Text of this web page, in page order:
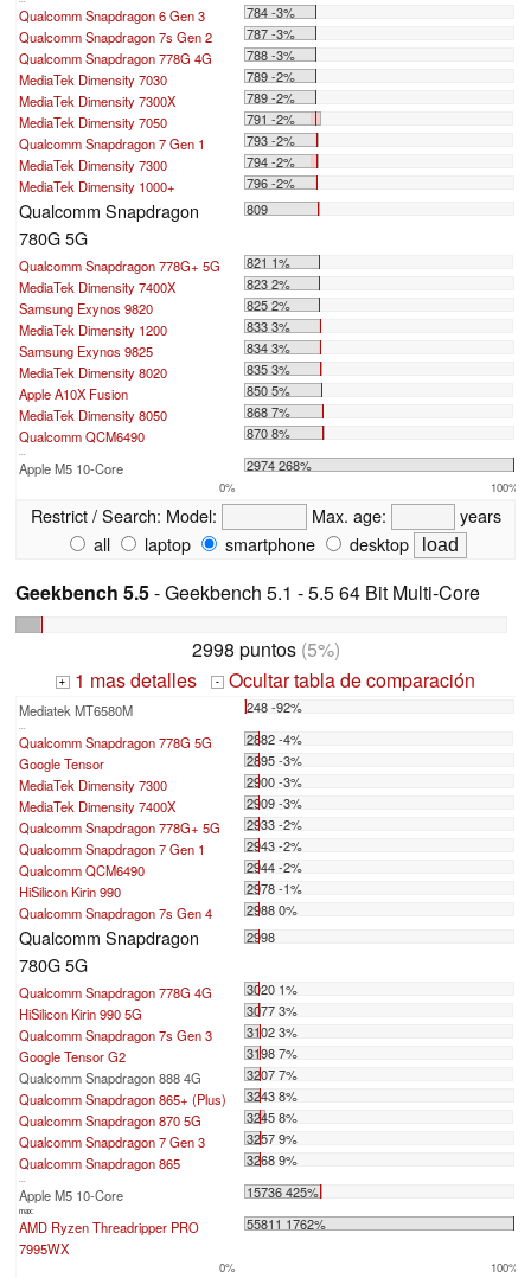
Qualcomm Snapdragon 6 Gen 3
784 -3%
Qualcomm Snapdragon 7s Gen 2
787 -3%
Qualcomm Snapdragon 778G 4G
788 -3%
MediaTek Dimensity 7030
789 -2%
MediaTek Dimensity 7300X
789 -2%
MediaTek Dimensity 7050
791 -2%
Qualcomm Snapdragon 7 Gen 1
793 -2%
MediaTek Dimensity 7300
794 -2%
MediaTek Dimensity 1000+
796 -2%
Qualcomm Snapdragon
780G 5G
809
Qualcomm Snapdragon 778G+ 5G
821 1%
MediaTek Dimensity 7400X
823 2%
Samsung Exynos 9820
825 2%
MediaTek Dimensity 1200
833 3%
Samsung Exynos 9825
834 3%
MediaTek Dimensity 8020
835 3%
Apple A10X Fusion
850 5%
MediaTek Dimensity 8050
868 7%
Qualcomm QCM6490
870 8%
Apple M5 10-Core 2974 268%
0% 100%
Restrict / Search: Model: Max. age:
years
all
laptop smartphone desktop
Geekbench 5.5- Geekbench 5.1 - 5.5 64 Bit Multi-Core
2998 puntos(5%)
+ 1 mas detalles - Ocultar tabla de comparación
Mediatek MT6580M 248 -92%
...
Qualcomm Snapdragon 778G 5G
2882 -4%
Google Tensor
2895 -3%
MediaTek Dimensity 7300
2900 -3%
MediaTek Dimensity 7400X
2909 -3%
Qualcomm Snapdragon 778G+ 5G
2933 -2%
Qualcomm Snapdragon 7 Gen 1
2943 -2%
Qualcomm QCM6490
2944 -2%
HiSilicon Kirin 990
2978 -1%
Qualcomm Snapdragon 7s Gen 4
2988 0%
Qualcomm Snapdragon
780G 5G
2998
Qualcomm Snapdragon 778G 4G
3020 1%
HiSilicon Kirin 990 5G
3077 3%
Qualcomm Snapdragon 7s Gen 3
3102 3%
Google Tensor G2
3198 7%
Qualcomm Snapdragon 888 4G
3207 7%
Qualcomm Snapdragon 865+ (Plus)
3243 8%
Qualcomm Snapdragon 870 5G
3245 8%
Qualcomm Snapdragon 7 Gen 3
3257 9%
Qualcomm Snapdragon 865
3268 9%
...
Apple M5 10-Core 15736 425%
max:
AMD Ryzen Threadripper PRO
7995WX
55811 1762%
0% 100%